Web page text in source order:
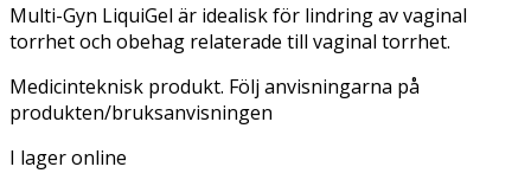
Multi-Gyn LiquiGel är idealisk för lindring av vaginal
torrhet och obehag relaterade till vaginal torrhet.
Medicinteknisk produkt. Följ anvisningarna på
produkten/bruksanvisningen
I lager online